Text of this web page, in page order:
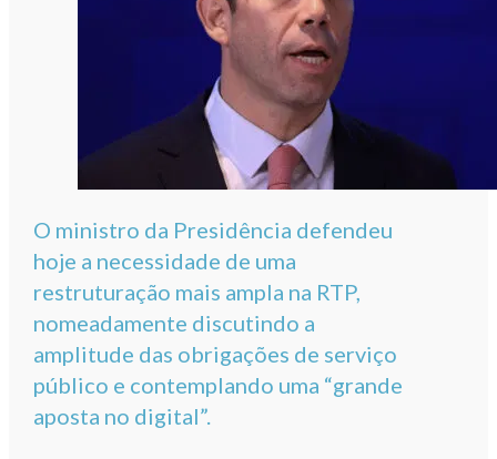
O ministro da Presidência defendeu
hoje a necessidade de uma
restruturação mais ampla na RTP,
nomeadamente discutindo a
amplitude das obrigações de serviço
público e contemplando uma “grande
aposta no digital”.